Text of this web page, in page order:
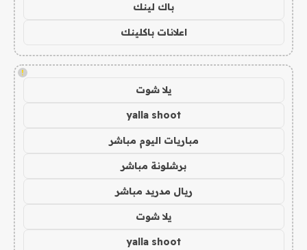
باك لينك
اعلانات باكلينك
!
يلا شوت
yalla shoot
مباريات اليوم مباشر
برشلونة مباشر
ريال مدريد مباشر
يلا شوت
yalla shoot